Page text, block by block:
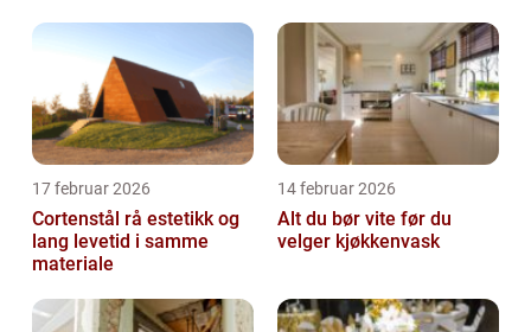
17 februar 2026
Cortenstål rå estetikk og
lang levetid i samme
materiale
14 februar 2026
Alt du bør vite før du
velger kjøkkenvask